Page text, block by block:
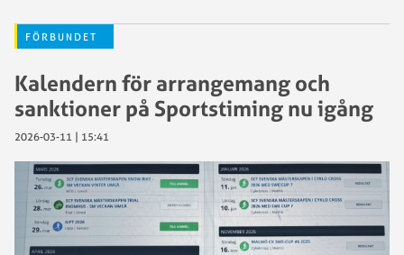
FÖRBUNDET
Kalendern för arrangemang och
sanktioner på Sportstiming nu igång
2026-03-11 | 15:41